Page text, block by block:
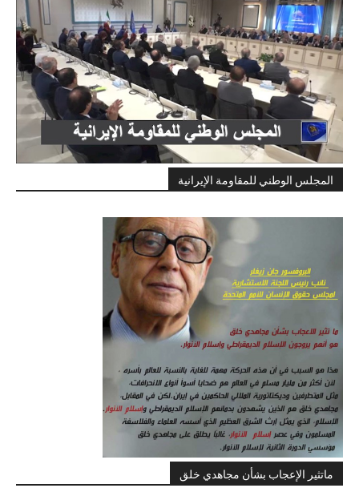
المجلس الوطني للمقاومة الإيرانية
ماتثير الإعجاب بشأن مجاهدي خلق